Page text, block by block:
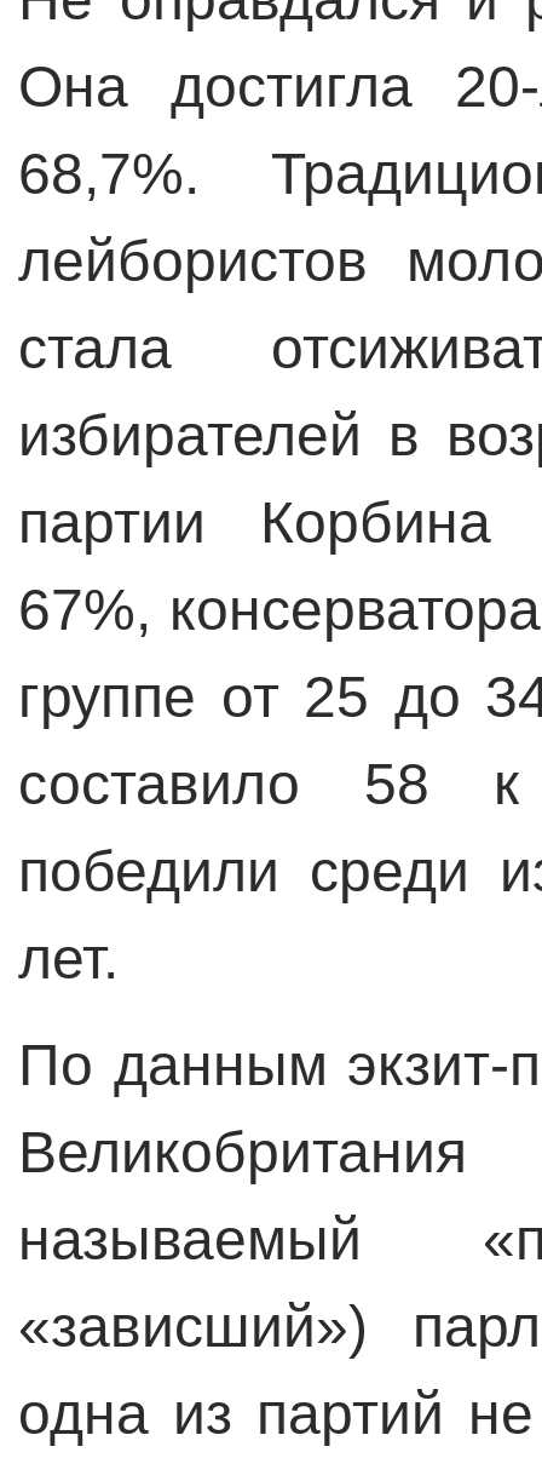
Она достигла
68,7%.
лейбористов
стала
избирателей в
партии Корбина
67%,
группе от 25 до
составило 58 к
победили среди
лет.
По данным экзит-
называемый
«зависший»)
одна из партий